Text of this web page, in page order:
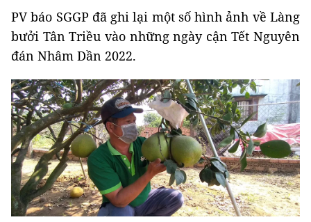
PV báo SGGP đã ghi lại một số hình ảnh về Làng
bưởi Tân Triều vào những ngày cận Tết Nguyên
đán Nhâm Dần 2022.